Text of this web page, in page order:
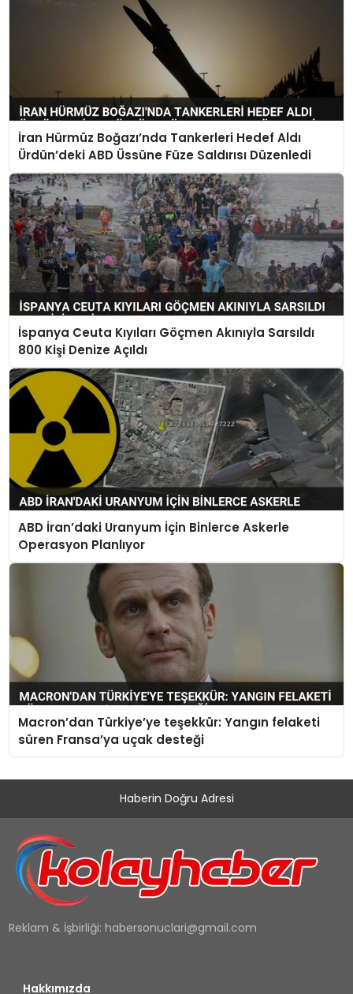
İran Hürmüz Boğazı’nda Tankerleri Hedef Aldı
Ürdün’deki ABD Üssüne Füze Saldırısı Düzenledi
İspanya Ceuta Kıyıları Göçmen Akınıyla Sarsıldı
800 Kişi Denize Açıldı
ABD İran’daki Uranyum İçin Binlerce Askerle
Operasyon Planlıyor
Macron’dan Türkiye’ye teşekkür: Yangın felaketi
süren Fransa’ya uçak desteği
Haberin Doğru Adresi
Reklam & İşbirliği: habersonuclari@gmail.com
Hakkımızda